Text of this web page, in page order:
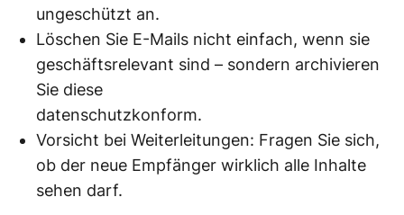
ungeschützt an.
Löschen Sie E-Mails nicht einfach, wenn sie
geschäftsrelevant sind – sondern archivieren
Sie diese
datenschutzkonform.
Vorsicht bei Weiterleitungen: Fragen Sie sich,
ob der neue Empfänger wirklich alle Inhalte
sehen darf.